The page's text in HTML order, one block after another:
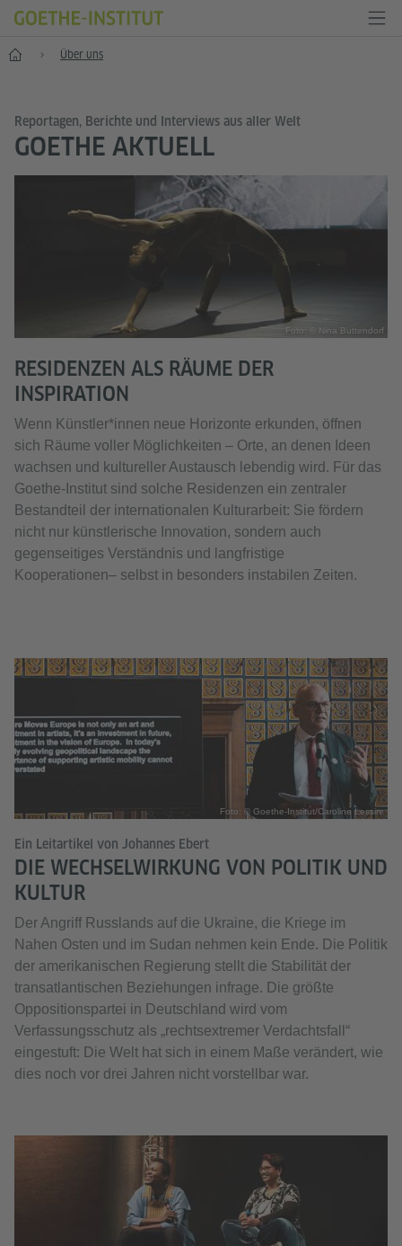
Start Über uns
Reportagen, Berichte und Interviews aus aller Welt
GOETHE AKTUELL
Foto: © Nina Buttendorf
RESIDENZEN ALS RÄUME DER
INSPIRATION
Wenn Künstler*innen neue Horizonte erkunden, öffnen
sich Räume voller Möglichkeiten – Orte, an denen Ideen
wachsen und kultureller Austausch lebendig wird. Für das
Goethe-Institut sind solche Residenzen ein zentraler
Bestandteil der internationalen Kulturarbeit: Sie fördern
nicht nur künstlerische Innovation, sondern auch
gegenseitiges Verständnis und langfristige
Kooperationen– selbst in besonders instabilen Zeiten.
Foto: © Goethe-Institut/Caroline Lessire
Ein Leitartikel von Johannes Ebert
DIE WECHSELWIRKUNG VON POLITIK UND
KULTUR
Der Angriff Russlands auf die Ukraine, die Kriege im
Nahen Osten und im Sudan nehmen kein Ende. Die Politik
der amerikanischen Regierung stellt die Stabilität der
transatlantischen Beziehungen infrage. Die größte
Oppositionspartei in Deutschland wird vom
Verfassungsschutz als „rechtsextremer Verdachtsfall“
eingestuft: Die Welt hat sich in einem Maße verändert, wie
dies noch vor drei Jahren nicht vorstellbar war.